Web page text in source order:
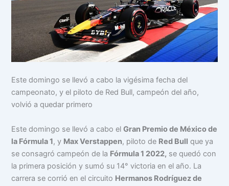
Este domingo se llevó a cabo la vigésima fecha del
campeonato, y el piloto de Red Bull, campeón del año,
volvió a quedar primero
Este domingo se llevó a cabo elGran Premio de México de
la Fórmula 1, y Max Verstappen, piloto de Red Bull que ya
se consagró campeón de la Fórmula 1 2022, se quedó con
la primera posición y sumó su 14° victoria en el año. La
carrera se corrió en el circuito Hermanos Rodríguez de